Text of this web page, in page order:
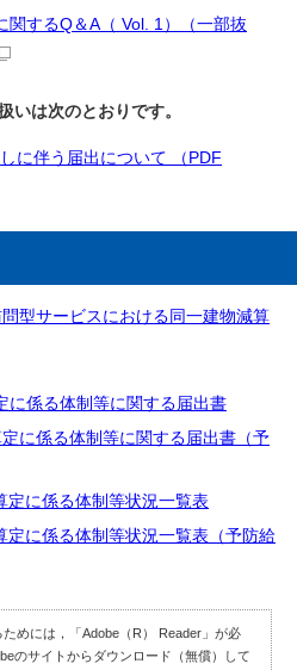
関するQ＆A（ Vol. 1）（一部抜
いは次のとおりです。
に伴う届出について （PDF
問型サービスにおける同一建物減算
に係る体制等に関する届出書
定に係る体制等に関する届出書（予
定に係る体制等状況一覧表
定に係る体制等状況一覧表（予防給
めには，「Adobe（R） Reader」が必
のサイトからダウンロード（無償）して